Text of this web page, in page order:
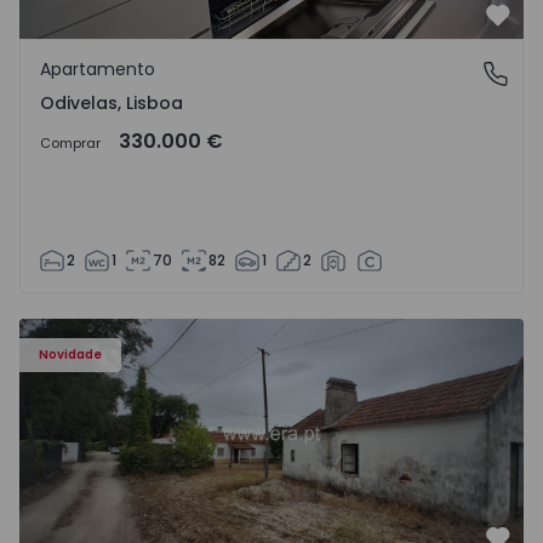
Odivelas, Lisboa
Apartamento
Odivelas, Lisboa
Comprar 330.000 €
2 1 70 82 1 2
Novidade
Apartamento T3 Salvaterra de Magos, Marinhais -